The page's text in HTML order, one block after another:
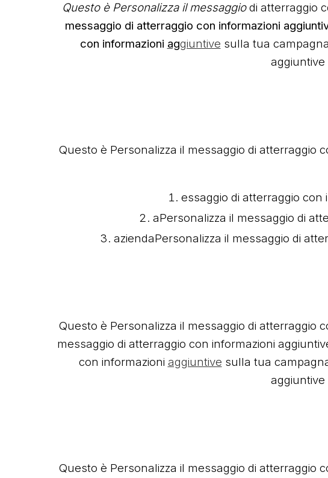
Questo è Personalizza il messaggiodi atterraggio
messaggio di atterraggio con informazioni
con informazioni aggiuntive sulla tua
Questo è Personalizza il messaggio di atterraggio
essaggio di atterraggio
aPersonalizza il messaggio di
aziendaPersonalizza il messaggio di
Questo è Personalizza il messaggio di atterraggio
messaggio di atterraggio con informazioni
con informazioni aggiuntive sulla tua
Questo è Personalizza il messaggio di atterraggio